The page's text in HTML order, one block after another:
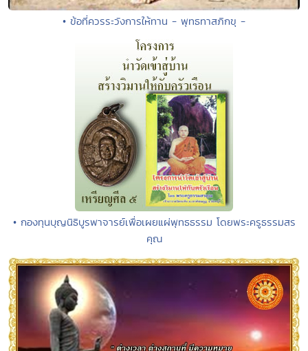
• ข้อที่ควรระวังการให้ทาน - พุทธทาสภิกขุ -
• กองทุนบุญนิธิบูรพาจารย์เพื่อเผยแผ่พุทธธรรม โดยพระครูธรรมสร
คุณ